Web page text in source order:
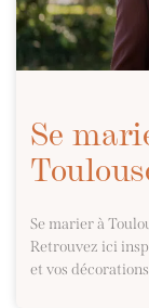
Se
Se marier à
Retrouvez ici
et vos